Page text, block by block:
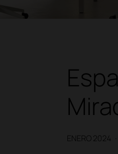
ENERO 2024